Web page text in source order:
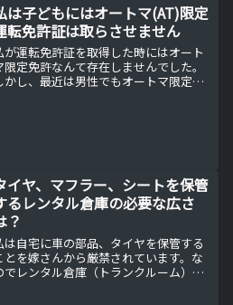
は子どもにはオートマ(AT)限定
転免許証は取らさせません
が運転免許証を取得した時にはオート
限定免許なんて存在しませんでした。
かし、最近は男性でもオートマ限定免
イヤ、マフラー、シートを保管
るレンタル倉庫の必要な広さ
？
は自宅に車の部品、タイヤを保管する
とを嫁さんから厳禁されています。な
でレンタル倉庫（トランクルーム）を